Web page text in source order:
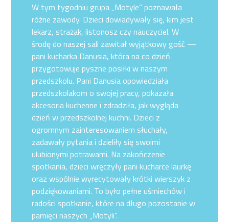
W tym tygodniu grupa „Motyle” poznawała
różne zawody. Dzieci dowiadywały się, kim jest
lekarz, strażak, listonosz czy nauczyciel. W
środę do naszej sali zawitał wyjątkowy gość —
pani kucharka Danusia, która na co dzień
przygotowuje pyszne posiłki w naszym
przedszkolu. Pani Danusia opowiedziała
przedszkolakom o swojej pracy, pokazała
akcesoria kuchenne i zdradziła, jak wygląda
dzień w przedszkolnej kuchni. Dzieci z
ogromnym zainteresowaniem słuchały,
zadawały pytania i dzieliły się swoimi
ulubionymi potrawami. Na zakończenie
spotkania, dzieci wręczyły pani kucharce laurkę
oraz wspólnie wyrecytowały krótki wierszyk z
podziękowaniami. To było pełne uśmiechów i
radości spotkanie, które na długo pozostanie w
pamięci naszych „Motyli”.